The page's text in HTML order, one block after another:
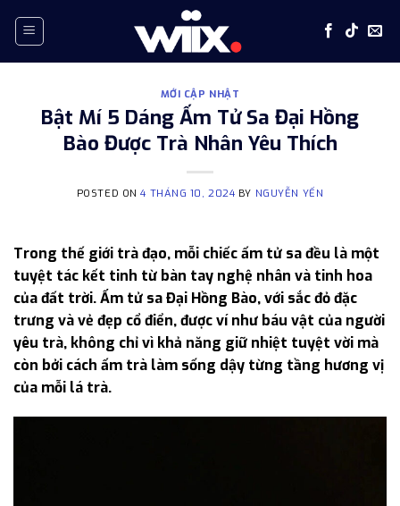
MỚI CẬP NHẬT
Bật Mí 5 Dáng Ấm Tử Sa Đại Hồng
Bào Được Trà Nhân Yêu Thích
POSTED ON4 THÁNG 10, 2024 BY NGUYỄN YẾN
Trong thế giới trà đạo, mỗi chiếc ấm tử sa đều là một
tuyệt tác kết tinh từ bàn tay nghệ nhân và tinh hoa
của đất trời. Ấm tử sa Đại Hồng Bào, với sắc đỏ đặc
trưng và vẻ đẹp cổ điển, được ví như báu vật của người
yêu trà, không chỉ vì khả năng giữ nhiệt tuyệt vời mà
còn bởi cách ấm trà làm sống dậy từng tầng hương vị
của mỗi lá trà.